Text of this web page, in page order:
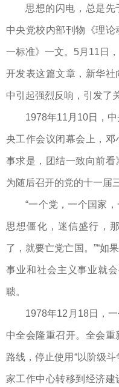
思想的闪电，总是先
中央党校内部刊物《理
一标准》一文。5月11日
开发表这篇文章，新华
中引起强烈反响，引发了
1978年11月10日，
央工作会议闭幕会上，
事求是，团结一致向前
为随后召开的党的十一届
“一个党，一个国家
思想僵化，迷信盛行，
了，就要亡党亡国。”“如
事业和社会主义事业就
聩。
1978年12月18日，
中全会隆重召开。全会
路线，停止使用“以阶级
家工作中心转移到经济